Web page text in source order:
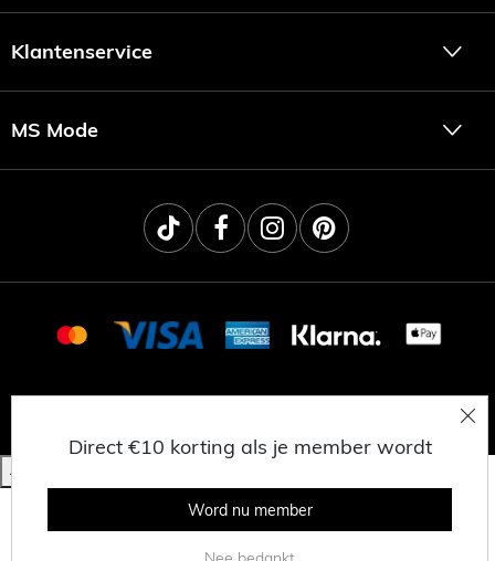
Klantenservice
MS Mode
Direct €10 korting als je member wordt
Word nu member